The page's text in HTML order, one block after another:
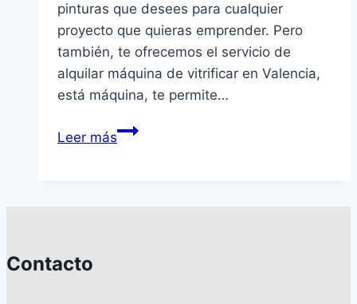
pinturas que desees para cualquier
proyecto que quieras emprender. Pero
también, te ofrecemos el servicio de
alquilar máquina de vitrificar en Valencia,
está máquina, te permite…
Leer másAlquilar
Contacto